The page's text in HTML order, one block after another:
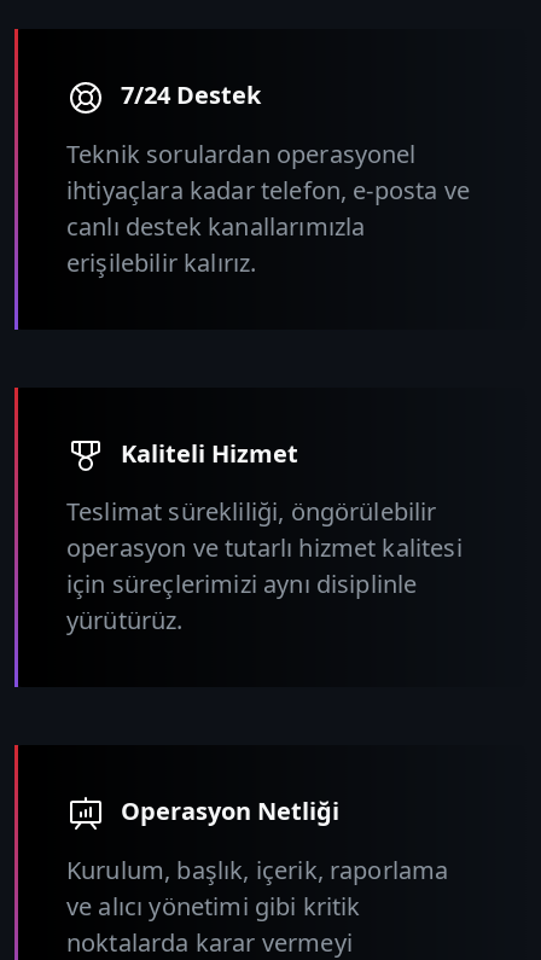
7/24 Destek
Teknik sorulardan operasyonel
ihtiyaçlara kadar telefon, e-posta ve
canlı destek kanallarımızla
erişilebilir kalırız.
Kaliteli Hizmet
Teslimat sürekliliği, öngörülebilir
operasyon ve tutarlı hizmet kalitesi
için süreçlerimizi aynı disiplinle
yürütürüz.
Operasyon Netliği
Kurulum, başlık, içerik, raporlama
ve alıcı yönetimi gibi kritik
noktalarda karar vermeyi